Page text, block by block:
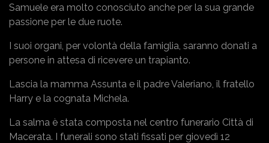
Samuele era molto conosciuto anche per la sua grande
passione per le due ruote.
I suoi organi, per volontà della famiglia, saranno donati a
persone in attesa di ricevere un trapianto.
Lascia la mamma Assunta e il padre Valeriano, il fratello
Harry e la cognata Michela.
La salma è stata composta nel centro funerario Città di
Macerata. I funerali sono stati fissati per giovedì 12